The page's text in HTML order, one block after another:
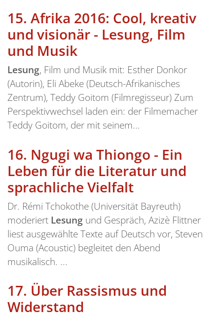
15. Afrika 2016: Cool, kreativ
und visionär - Lesung, Film
und Musik
Lesung, Film und Musik mit: Esther Donkor
(Autorin), Eli Abeke (Deutsch-Afrikanisches
Zentrum), Teddy Goitom (Filmregisseur) Zum
Perspektivwechsel laden ein: der Filmemacher
Teddy Goitom, der mit seinem...
16. Ngugi wa Thiongo - Ein
Leben für die Literatur und
sprachliche Vielfalt
Dr. Rémi Tchokothe (Universität Bayreuth)
moderiert Lesung und Gespräch, Azizè Flittner
liest ausgewählte Texte auf Deutsch vor, Steven
Ouma (Acoustic) begleitet den Abend
musikalisch. ...
17. Über Rassismus und
Widerstand